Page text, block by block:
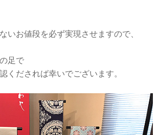
いお値段を必ず実現させますので、
足で
くだされば幸いでございます。